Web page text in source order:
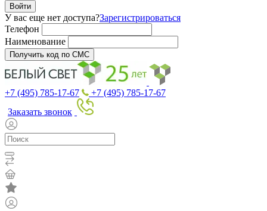
Войти
У вас еще нет доступа?Зарегистрироваться
Телефон
Наименование
Получить код по СМС
+7 (495) 785-17-67
+7 (495) 785-17-67
Заказать звонок